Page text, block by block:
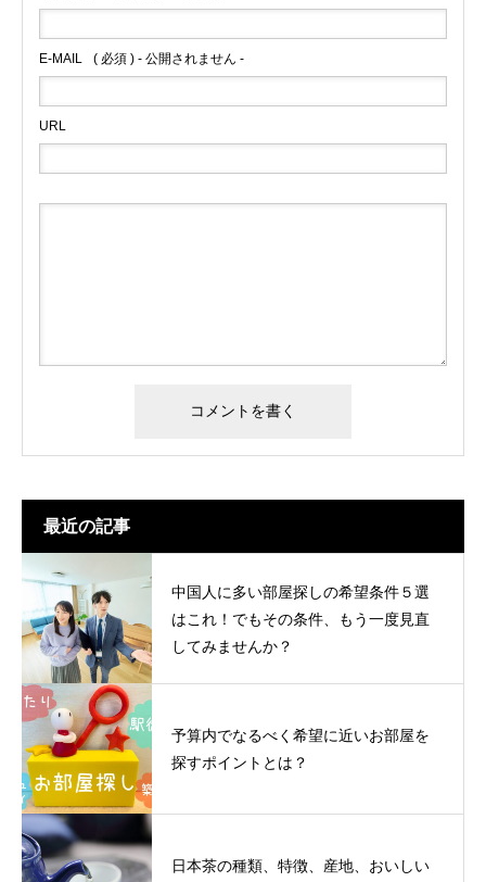
E-MAIL ( 必須 ) - 公開されません -
URL
最近の記事
中国人に多い部屋探しの希望条件５選
はこれ！でもその条件、もう一度見直
してみませんか？
予算内でなるべく希望に近いお部屋を
探すポイントとは？
日本茶の種類、特徴、産地、おいしい